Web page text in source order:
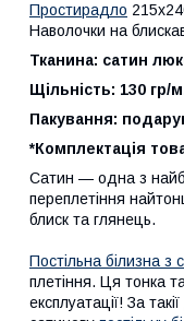
Простирадло
Наволочки на
Тканина: сатин
Щільність: 130 гр/
Пакування:
*Комплектація
Сатин — одна з
переплетіння
блиск та глянець.
Постільна білизна з
плетіння. Ця тонка
експлуатації! За